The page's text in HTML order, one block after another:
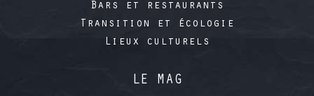
Bars et restaurants
Transition et écologie
Lieux culturels
LE MAG